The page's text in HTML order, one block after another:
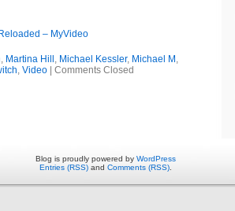
– MyVideo
, Martina Hill , Michael Kessler, Michael M ,
, Video| Comments Closed
Blog is proudly powered by WordPress
Entries (RSS) and Comments (RSS)